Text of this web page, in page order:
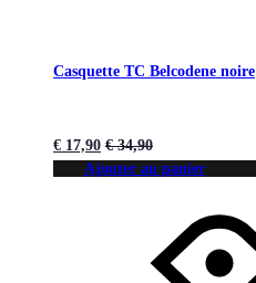
Casquette TC Belcodene noire
€ 17,90 €34,90
Ajouter au panier